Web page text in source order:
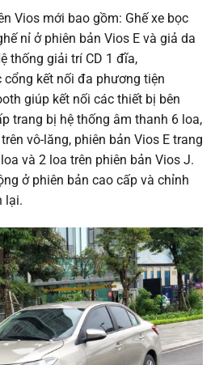
Vios mới bao gồm: Ghế xe bọc
nỉ ở phiên bản Vios E và giả da
thống giải trí CD 1 đĩa,
kết nối đa phương tiện
giúp kết nối các thiết bị bên
trang bị hệ thống âm thanh 6 loa,
vô-lăng, phiên bản Vios E trang
và 2 loa trên phiên bản Vios J.
ở phiên bản cao cấp và chỉnh
lại.